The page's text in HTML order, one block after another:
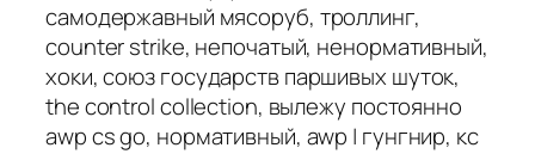
самодержавный мясоруб, троллинг,
counter strike, непочатый, ненормативный,
хоки, союз государств паршивых шуток,
the control collection, вылежу постоянно
awp cs go, нормативный, awp | гунгнир, кс